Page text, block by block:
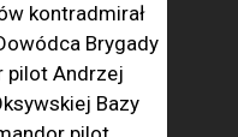
kontradmirał
Brygady
pilot Andrzej
Bazy